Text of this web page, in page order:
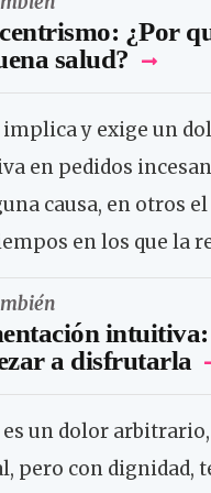
¿Por
salud?
y exige un
en pedidos
causa, en otros
en los que la
a disfrutarla
un dolor
pero con dignidad,